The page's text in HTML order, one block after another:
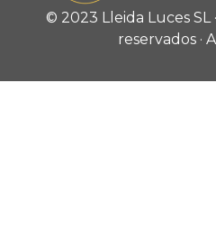
© 2023 Lleida Luces SL
reservados ·